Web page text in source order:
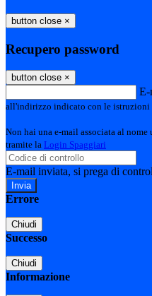
button close ×
Recupero password
button close ×
E-
all'indirizzo indicato con le istruzioni
Non hai una e-mail associata al
tramite la Login Spaggiari
E-mail inviata, si prega di
Errore
Chiudi
Successo
Chiudi
Informazione